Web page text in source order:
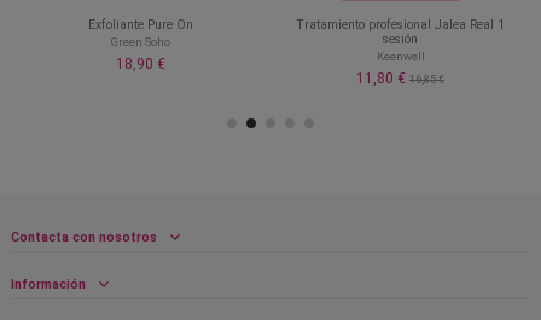
Exfoliante Pure On
Green Soho
18,90 €
Tratamiento profesional Jalea Real 1
sesión
Keenwell
11,80 € 16,85 €
Contacta con nosotros
Información